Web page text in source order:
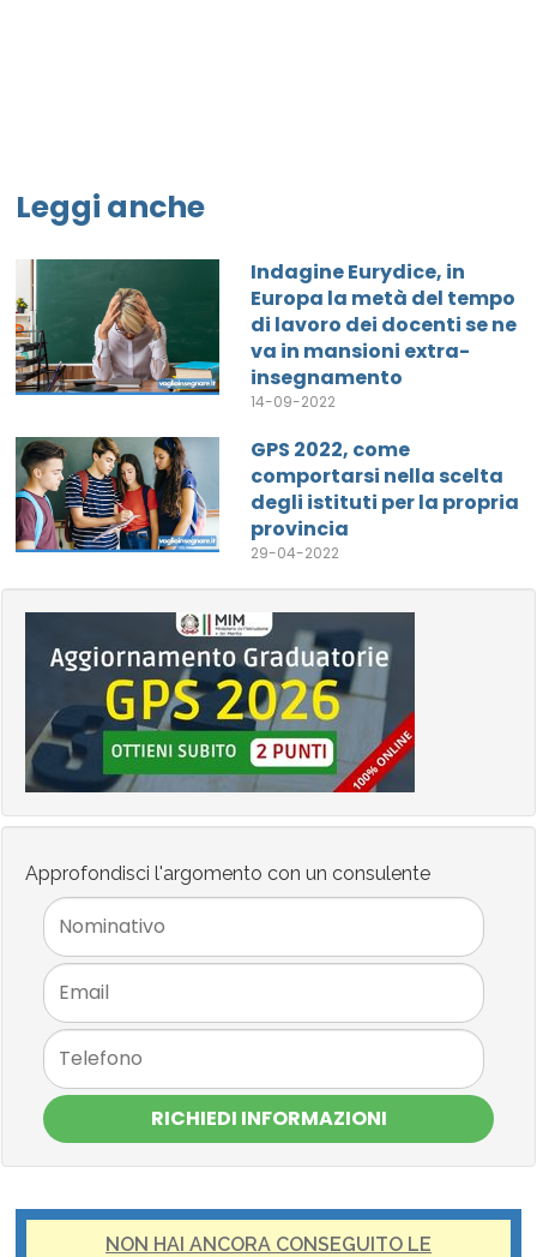
Leggi anche
Indagine Eurydice, in
Europa la metà del tempo
di lavoro dei docenti se ne
va in mansioni extra-
insegnamento
14-09-2022
GPS 2022, come
comportarsi nella scelta
degli istituti per la propria
provincia
29-04-2022
Approfondisci l'argomento con un consulente
RICHIEDI INFORMAZIONI
NON HAI ANCORA CONSEGUITO LE